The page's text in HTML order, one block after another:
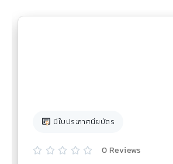
มีใบประกาศนียบัตร
     0 Reviews